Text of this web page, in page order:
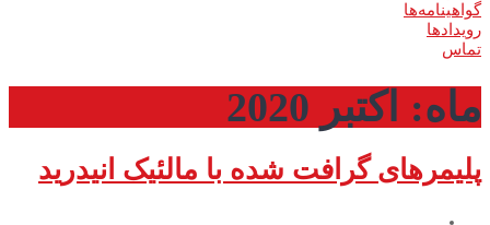
گواهینامه‌ها
رویدادها
تماس
ماه: اکتبر 2020
پلیمرهای گرافت شده با مالئیک انیدرید